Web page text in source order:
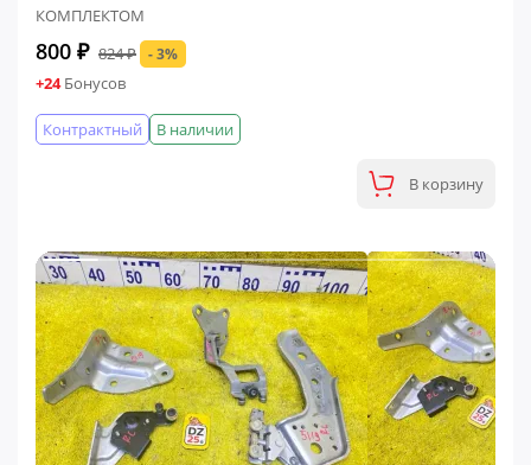
КОМПЛЕКТОМ
800 ₽ 824 ₽ - 3%
+24Бонусов
В наличии
Контрактный
В корзину